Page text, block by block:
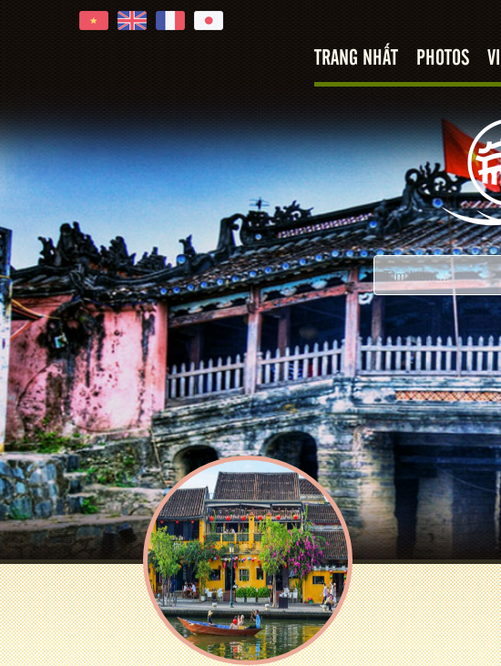
TRANG NHẤT PHOTOS